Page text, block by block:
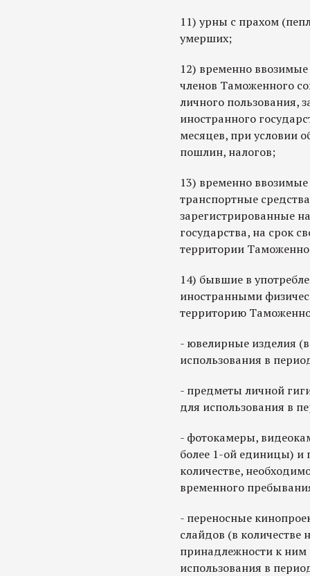
11) урны с прахом
умерших;
12) временно
членов Таможенного
личного пользования,
иностранного
месяцев, при условии
пошлин, налогов;
13) временно
транспортные
зарегистрированные
государства, на срок
территории
14) бывшие в
иностранными
территорию
- ювелирные изделия
использования в
- предметы личной
для использования в
- фотокамеры,
более 1-ой единицы) и
количестве,
временного
- переносные
слайдов (в
принадлежности к ним
использования в